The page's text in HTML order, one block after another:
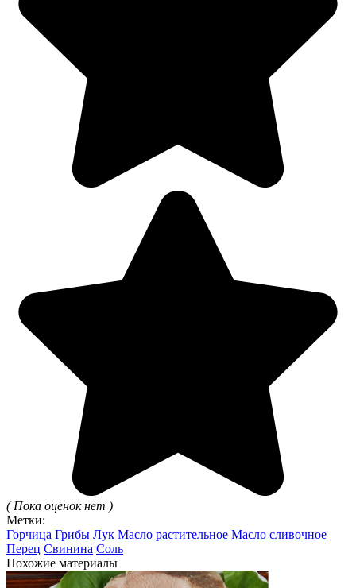
( Пока оценок нет )
Метки:
Горчица Грибы Лук Масло растительное Масло сливочное
Перец Свинина Соль
Похожие материалы